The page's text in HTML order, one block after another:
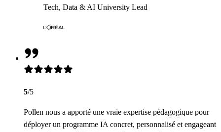
Tech, Data & AI University Lead
5/5
Pollen nous a apporté une vraie expertise pédagogique pour
déployer un programme IA concret, personnalisé et engageant